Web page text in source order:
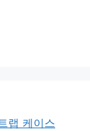
랩 케이스